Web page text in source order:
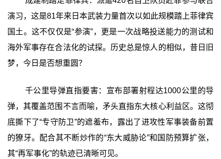
演习，这是81年来日本武装力量首次以如此规模踏上菲律宾
国土。这不仅仅是“参演”，更是一次战略投送能力的测试和
海外军事存在合法化的试探。历史总是惊人的相似，昔日旧
梦，今日是否想重圆？
千公里导弹直指要害：宣布部署射程达1000公里的导
弹，其覆盖范围不言而喻，矛头直指东大核心利益区。这彻
底撕下了“专守防卫”的遮羞布，露出了进攻性军事装备前置
的獠牙。配合其不断炒作的“东大威胁论”和国防预算扩张，
其“再军事化”的轨迹已清晰可见。